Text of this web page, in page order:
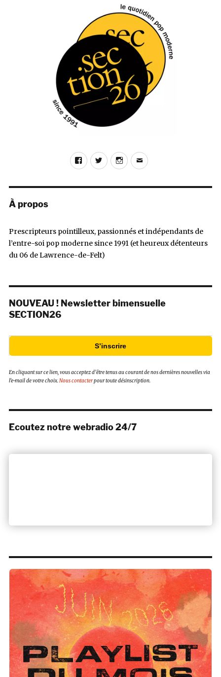
FacebookTwitterInstagram
E-
À propos
Prescripteurs pointilleux, passionnés et indépendants de
l’entre-soi pop moderne since 1991 (et heureux détenteurs
du 06 de Lawrence-de-Felt)
NOUVEAU ! Newsletter bimensuelle
SECTION26
S’inscrire
En cliquant sur ce lien, vous acceptez d’être tenus au courant de nos dernières nouvelles via
l’e-mail de votre choix.Nous contacterpour toute désinscription.
Ecoutez notre webradio 24/7